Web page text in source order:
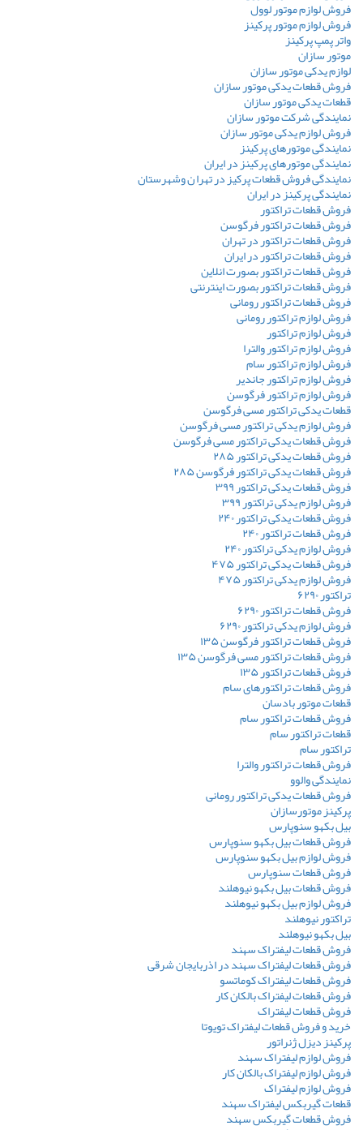
فروش لوازم موتور لوول
فروش لوازم موتور پرکینز
واتر پمپ پرکینز
موتور سازان
لوازم یدکی موتور سازان
فروش قطعات یدکی موتور سازان
قطعات یدکی موتور سازان
نمایندگی شرکت موتور سازان
فروش لوازم یدکی موتور سازان
نمایندگی موتورهای پرکینز
نمایندگی موتورهای پرکینز در ایران
نمایندگی فروش قطعات پرکیز در تهرا ن وشهرستان
نمایندگی پرکینز در ایران
فروش قطعات تراکتور
فروش قطعات تراکتور فرگوسن
فروش قطعات تراکتور در تهران
فروش قطعات تراکتور در ایران
فروش قطعات تراکتور بصورت انلاین
فروش قطعات تراکتور بصورت اینترنتی
فروش قطعات تراکتور رومانی
فروش لوازم تراکتور رومانی
فروش لوازم تراکتور
فروش لوازم تراکتور والترا
فروش لوازم تراکتور سام
فروش لوازم تراکتور جاندیر
فروش لوازم تراکتور فرگوسن
قطعات یدکی تراکتور مسی فرگوسن
فروش لوازم یدکی تراکتور مسی فرگوسن
فروش قطعات یدکی تراکتور مسی فرگوسن
فروش قطعات یدکی تراکتور ۲۸۵
فروش قطعات یدکی تراکتور فرگوسن ۲۸۵
فروش قطعات یدکی تراکتور ۳۹۹
فروش لوازم یدکی تراکتور ۳۹۹
فروش قطعات یدکی تراکتور ۲۴۰
فروش قطعات تراکتور ۲۴۰
فروش لوازم یدکی تراکتور ۲۴۰
فروش قطعات یدکی تراکتور ۴۷۵
فروش لوازم یدکی تراکتور ۴۷۵
تراکتور ۶۲۹۰
فروش قطعات تراکتور ۶۲۹۰
فروش لوازم یدکی تراکتور ۶۲۹۰
فروش قطعات تراکتور فرگوسن ۱۳۵
فروش قطعات تراکتور مسی فرگوسن ۱۳۵
فروش قطعات تراکتور ۱۳۵
فروش قطعات تراکتورهای سام
قطعات موتور بادسان
فروش قطعات تراکتور سام
قطعات تراکتور سام
تراکتور سام
فروش قطعات تراکتور والترا
نمایندگی والوو
فروش قطعات یدکی تراکتور رومانی
پرکینز موتورسازان
بیل بکهو سنوپارس
فروش قطعات بیل بکهو سنوپارس
فروش لوازم بیل بکهو سنوپارس
فروش قطعات سنوپارس
فروش قطعات بیل بکهو نیوهلند
فروش لوازم بیل بکهو نیوهلند
تراکتور نیوهلند
بیل بکهو نیوهلند
فروش قطعات لیفتراک سهند
فروش قطعات لیفتراک سهند در اذربایجان شرقی
فروش قطعات لیفتراک کوماتسو
فروش قطعات لیفتراک بالکان کار
فروش قطعات لیفتراک
خرید و فروش قطعات لیفتراک تویوتا
پرکینز دیزل ژنراتور
فروش لوازم لیفتراک سهند
فروش لوازم لیفتراک بالکان کار
فروش لوازم لیفتراک
قطعات گیربکس لیفتراک سهند
فروش قطعات گیربکس سهند